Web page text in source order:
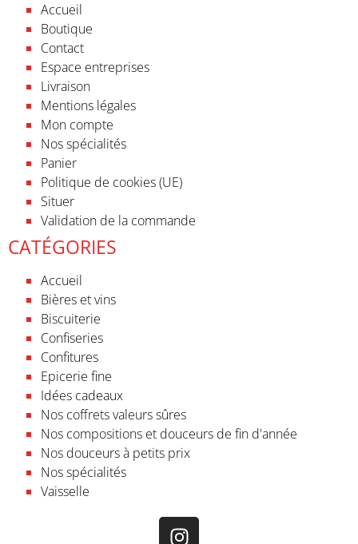
Accueil
Boutique
Contact
Espace entreprises
Livraison
Mentions légales
Mon compte
Nos spécialités
Panier
Politique de cookies (UE)
Situer
Validation de la commande
CATÉGORIES
Accueil
Bières et vins
Biscuiterie
Confiseries
Confitures
Epicerie fine
Idées cadeaux
Nos coffrets valeurs sûres
Nos compositions et douceurs de fin d'année
Nos douceurs à petits prix
Nos spécialités
Vaisselle